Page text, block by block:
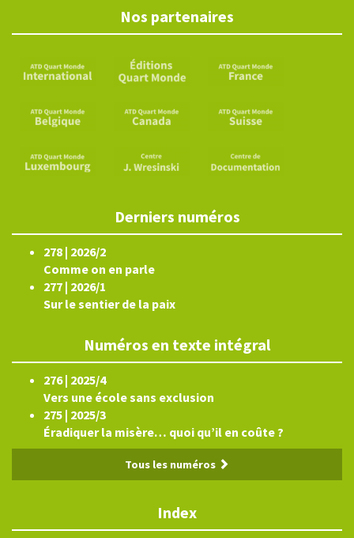
Nos partenaires
Derniers numéros
278 | 2026/2
Comme on en parle
277 | 2026/1
Sur le sentier de la paix
Numéros en texte intégral
276 | 2025/4
Vers une école sans exclusion
275 | 2025/3
Éradiquer la misère… quoi qu’il en coûte ?
Tous les numéros
Index